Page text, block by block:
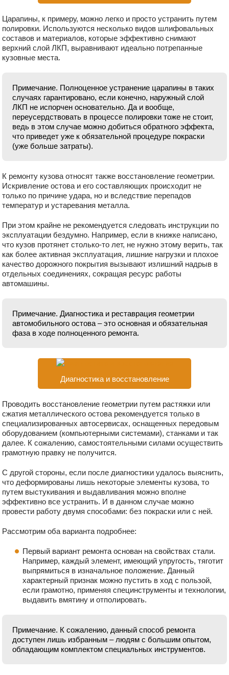
Царапины, к примеру, можно легко и просто устранить путем
полировки. Используются несколько видов шлифовальных
составов и материалов, которые эффективно снимают
верхний слой ЛКП, выравнивают идеально потрепанные
кузовные места.
Примечание. Полноценное устранение царапины в таких
случаях гарантировано, если конечно, наружный слой
ЛКП не испорчен основательно. Да и вообще,
переусердствовать в процессе полировки тоже не стоит,
ведь в этом случае можно добиться обратного эффекта,
что приведет уже к обязательной процедуре покраски
(уже больше затраты).
К ремонту кузова относят также восстановление геометрии.
Искривление остова и его составляющих происходит не
только по причине удара, но и вследствие перепадов
температур и устаревания металла.
При этом крайне не рекомендуется следовать инструкции по
эксплуатации бездумно. Например, если в книжке написано,
что кузов протянет столько-то лет, не нужно этому верить, так
как более активная эксплуатация, лишние нагрузки и плохое
качество дорожного покрытия вызывают излишний надрыв в
отдельных соединениях, сокращая ресурс работы
автомашины.
Примечание. Диагностика и реставрация геометрии
автомобильного остова – это основная и обязательная
фаза в ходе полноценного ремонта.
Диагностика и восстановление
Проводить восстановление геометрии путем растяжки или
сжатия металлического остова рекомендуется только в
специализированных автосервисах, оснащенных передовым
оборудованием (компьютерными системами), станками и так
далее. К сожалению, самостоятельными силами осуществить
грамотную правку не получится.
С другой стороны, если после диагностики удалось выяснить,
что деформированы лишь некоторые элементы кузова, то
путем выстукивания и выдавливания можно вполне
эффективно все устранить. И в данном случае можно
провести работу двумя способами: без покраски или с ней.
Рассмотрим оба варианта подробнее:
Первый вариант ремонта основан на свойствах стали.
Например, каждый элемент, имеющий упругость, тяготит
выпрямиться в изначальное положение. Данный
характерный признак можно пустить в ход с пользой,
если грамотно, применяя специнструменты и технологии,
выдавить вмятину и отполировать.
Примечание. К сожалению, данный способ ремонта
доступен лишь избранным – людям с большим опытом,
обладающим комплектом специальных инструментов.